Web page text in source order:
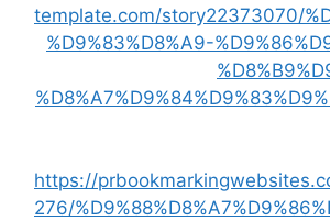
template.com/story22373070/
%D9%83%D8%A9-
https://
276/